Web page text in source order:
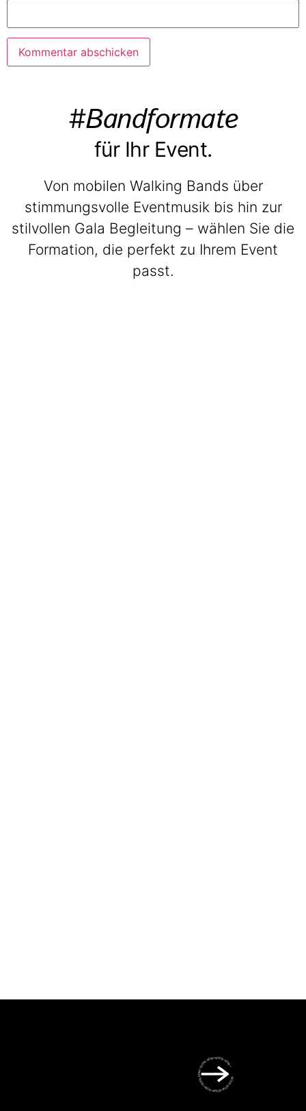
#Bandformate
für Ihr Event.
Von mobilen Walking Bands über
stimmungsvolle Eventmusik bis hin zur
stilvollen Gala Begleitung – wählen Sie die
Formation, die perfekt zu Ihrem Event
passt.
BOOK NOW • BOOK NOW • BOOK NOW • BOOK NOW • BOOK NOW •